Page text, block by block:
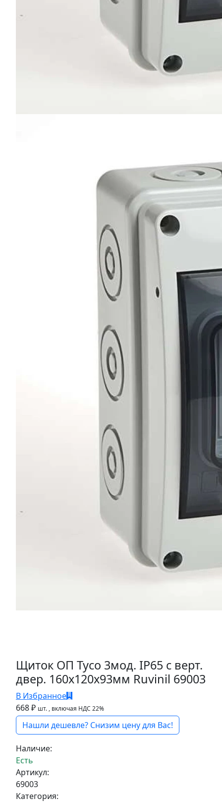
Щиток ОП Тусо 3мод. IP65 с верт.
двер. 160х120х93мм Ruvinil 69003
В Избранное
668 ₽ шт. , включая НДС 22%
Нашли дешевле? Снизим цену для Вас!
Наличие:
Есть
Артикул:
69003
Категория: